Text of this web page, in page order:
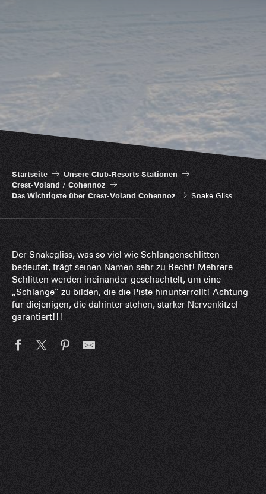
Startseite
Unsere Club-Resorts Stationen
Crest-Voland / Cohennoz
Das Wichtigste über Crest-Voland Cohennoz
Snake Gliss
Der Snakegliss, was so viel wie Schlangenschlitten
bedeutet, trägt seinen Namen sehr zu Recht! Mehrere
Schlitten werden ineinander geschachtelt, um eine
„Schlange“ zu bilden, die die Piste hinunterrollt! Achtung
für diejenigen, die dahinter stehen, starker Nervenkitzel
garantiert!!!